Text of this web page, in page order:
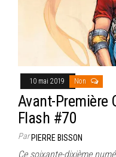
10 mai 2019 Non
Avant-Première
Flash #70
ParPIERRE BISSON
Ce soixante-dixième